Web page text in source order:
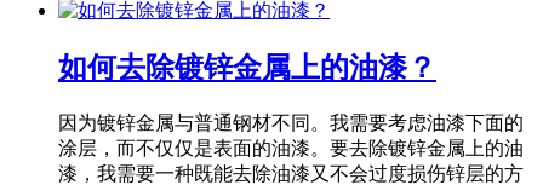
如何去除镀锌金属上的油漆？
因为镀锌金属与普通钢材不同。我需要考虑油漆下面的
涂层，而不仅仅是表面的油漆。要去除镀锌金属上的油
漆，我需要一种既能去除油漆又不会过度损伤锌层的方